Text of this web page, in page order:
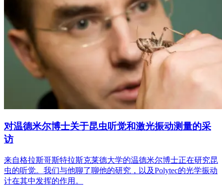
对温德米尔博士关于昆虫听觉和激光振动测量的采
访
来自格拉斯哥斯特拉斯克莱德大学的温德米尔博士正在研究昆
虫的听觉。我们与他聊了聊他的研究，以及Polytec的光学振动
计在其中发挥的作用。